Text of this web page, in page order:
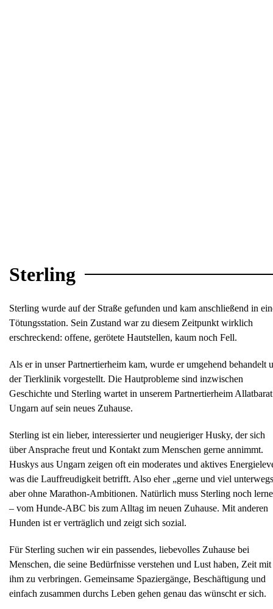
Sterling
Sterling wurde auf der Straße gefunden und kam anschließend in
Tötungsstation. Sein Zustand war zu diesem Zeitpunkt wirklich
erschreckend: offene, gerötete Hautstellen, kaum noch Fell.
Als er in unser Partnertierheim kam, wurde er umgehend behandelt
der Tierklinik vorgestellt. Die Hautprobleme sind inzwischen
Geschichte und Sterling wartet in unserem Partnertierheim
Ungarn auf sein neues Zuhause.
Sterling ist ein lieber, interessierter und neugieriger Husky, der sich
über Ansprache freut und Kontakt zum Menschen gerne annimmt.
Huskys aus Ungarn zeigen oft ein moderates und aktives
was die Lauffreudigkeit betrifft. Also eher „gerne und viel
aber ohne Marathon-Ambitionen. Natürlich muss Sterling noch
– vom Hunde-ABC bis zum Alltag im neuen Zuhause. Mit anderen
Hunden ist er verträglich und zeigt sich sozial.
Für Sterling suchen wir ein passendes, liebevolles Zuhause bei
Menschen, die seine Bedürfnisse verstehen und Lust haben, Zeit mit
ihm zu verbringen. Gemeinsame Spaziergänge, Beschäftigung und
einfach zusammen durchs Leben gehen genau das wünscht er sich.